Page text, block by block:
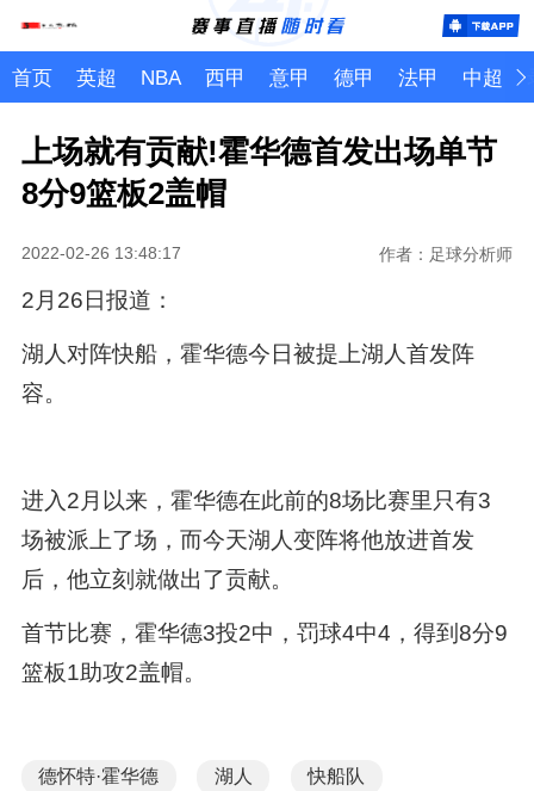
首页 英超 NBA 西甲 意甲 德甲 法甲 中超
上场就有贡献!霍华德首发出场单节
8分9篮板2盖帽
2022-02-26 13:48:17 作者：足球分析师
2月26日报道：
湖人对阵快船，霍华德今日被提上湖人首发阵
容。
进入2月以来，霍华德在此前的8场比赛里只有3
场被派上了场，而今天湖人变阵将他放进首发
后，他立刻就做出了贡献。
首节比赛，霍华德3投2中，罚球4中4，得到8分9
篮板1助攻2盖帽。
德怀特·霍华德 湖人 快船队